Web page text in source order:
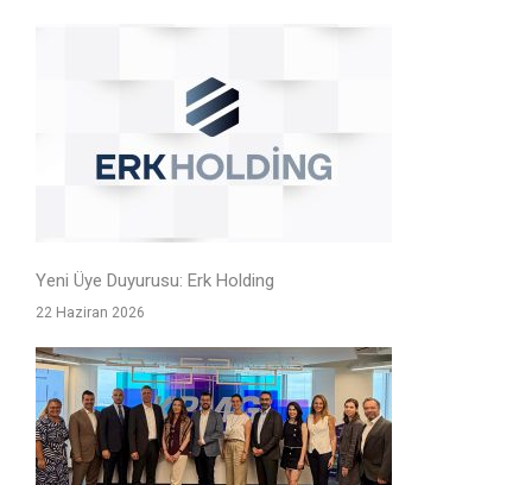
Yeni Üye Duyurusu: Erk Holding
22 Haziran 2026